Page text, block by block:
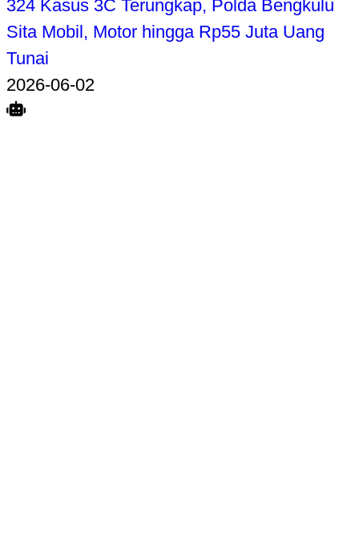
324 Kasus 3C Terungkap, Polda Bengkulu
Sita Mobil, Motor hingga Rp55 Juta Uang
Tunai
2026-06-02